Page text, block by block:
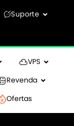
Suporte
VPS
Revenda
Ofertas